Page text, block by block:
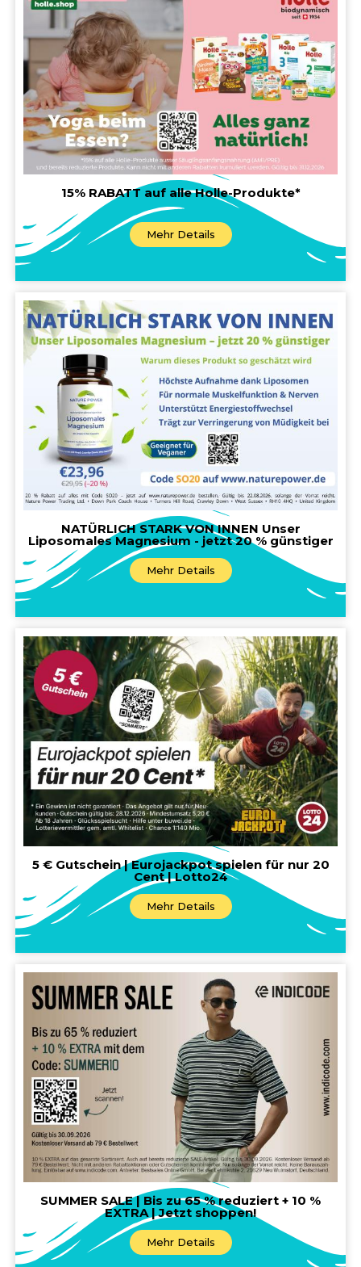
15% RABATT auf alle Holle-Produkte*
Mehr Details
NATÜRLICH STARK VON INNEN Unser
Liposomales Magnesium - jetzt 20 % günstiger
Mehr Details
5 € Gutschein | Eurojackpot spielen für nur 20
Cent | Lotto24
Mehr Details
SUMMER SALE | Bis zu 65 % reduziert + 10 %
EXTRA | Jetzt shoppen!
Mehr Details